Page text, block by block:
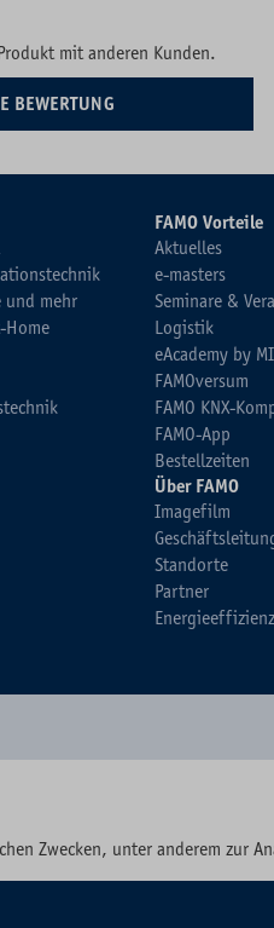
5 Sternen
mit anderen Kunden.
BEWERTUNG
und mehr
Home
FAMO Vorteile
Aktuelles
e-masters
Seminare &
Logistik
eAcademy by
FAMOversum
FAMO KNX-
FAMO-App
Bestellzeiten
Über FAMO
Imagefilm
Standorte
Partner
Energieeffizienz
Zwecken, unter anderem zur